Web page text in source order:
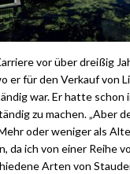
vor über dreißig
er für den Verkauf von
war. Er hatte schon
zu machen. „Aber
oder weniger als
da ich von einer Reihe
Arten von